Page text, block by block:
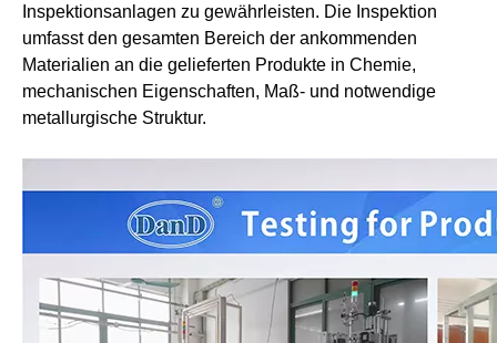
Inspektionsanlagen zu gewährleisten. Die Inspektion
umfasst den gesamten Bereich der ankommenden
Materialien an die gelieferten Produkte in Chemie,
mechanischen Eigenschaften, Maß- und notwendige
metallurgische Struktur.